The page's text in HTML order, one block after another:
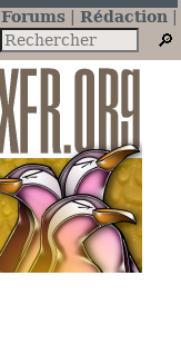
Forums
Rédaction